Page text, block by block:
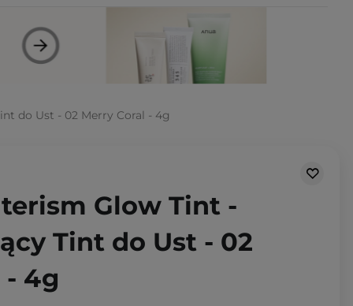
do Ust - 02 Merry Coral - 4g
Glow Tint -
Tint do Ust - 02
- 4g